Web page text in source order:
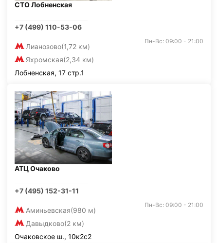
СТО Лобненская
+7 (499) 110-53-06
Лианозово(1,72 км)
Яхромская(2,34 км)
Пн-Вс: 09:00 - 21:00
Лобненская, 17 стр.1
АТЦ Очаково
+7 (495) 152-31-11
Аминьевская(980 м)
Давыдково(2 км)
Пн-Вс: 09:00 - 21:00
Очаковское ш., 10к2с2